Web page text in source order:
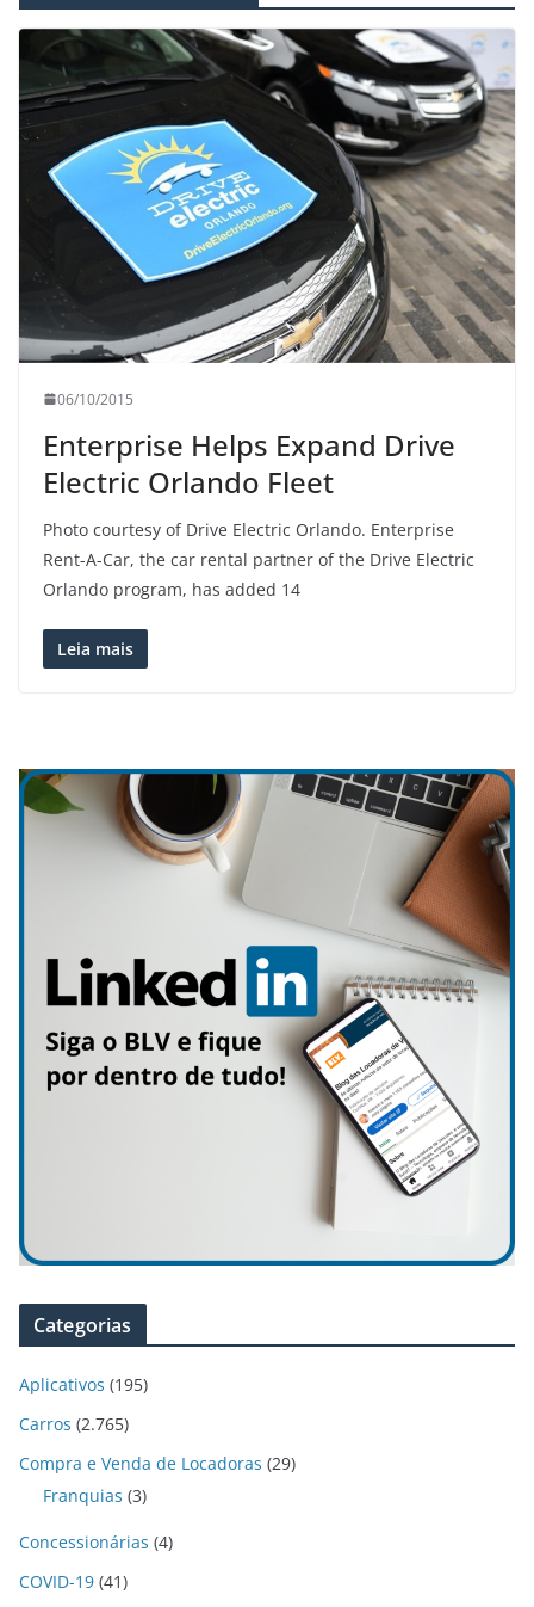
06/10/2015
Enterprise Helps Expand Drive
Electric Orlando Fleet
Photo courtesy of Drive Electric Orlando. Enterprise
Rent-A-Car, the car rental partner of the Drive Electric
Orlando program, has added 14
Leia mais
Categorias
Aplicativos (195)
Carros (2.765)
Compra e Venda de Locadoras (29)
Franquias (3)
Concessionárias (4)
COVID-19 (41)